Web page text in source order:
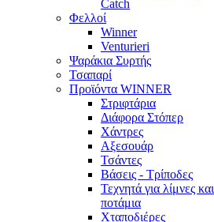
Catch
Φελλοί
Winner
Venturieri
Ψαράκια Συρτής
Τσαπαρί
Προϊόντα WINNER
Στριφτάρια
Διάφορα Στόπερ
Χάντρες
Αξεσουάρ
Τσάντες
Βάσεις - Τρίποδες
Τεχνητά για λίμνες και
ποτάμια
Χταποδιέρες